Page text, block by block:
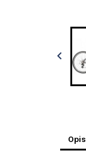

Opis